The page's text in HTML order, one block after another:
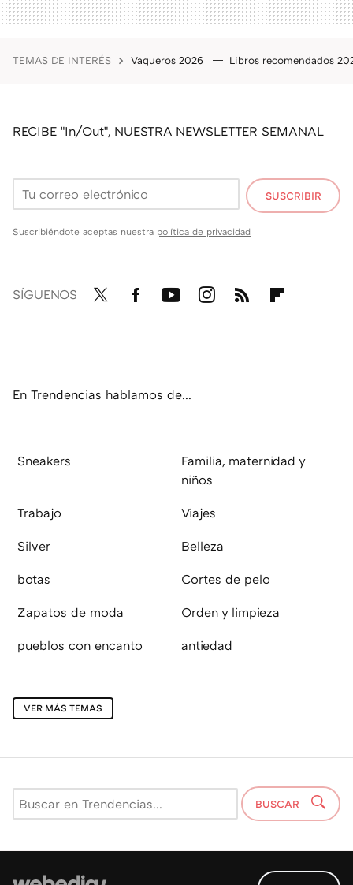
TEMAS DE INTERÉS Vaqueros 2026 Libros recomendados
RECIBE "In/Out", NUESTRA NEWSLETTER SEMANAL
SUSCRIBIR
Suscribiéndote aceptas nuestra política de privacidad
SÍGUENOS
En Trendencias hablamos de...
Sneakers
Familia, maternidad y
niños
Trabajo Viajes
Silver Belleza
botas Cortes de pelo
Zapatos de moda Orden y limpieza
pueblos con encanto antiedad
VER MÁS TEMAS
BUSCAR